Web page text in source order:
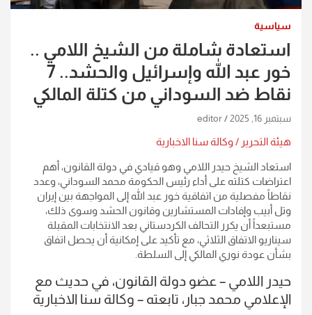
سياسية
استعادة شاملة من الشيخ اللامي ..
خور عبد الله وإسرائيل والحشد.. 7
نقاط ضد السوداني من كتلة المالكي
سبتمبر 16, 2025 editor
هيئة التحرير / وكالة سنا الاخبارية
استعاد الشيخ حيدر اللامي وهو قيادي في دولة القانون، أهم
اعتراضات كتلته على أداء رئيس الحكومة محمد السوداني، وعدد
نقاطاً مفصلية من اتفاقية خور عبد الله إلى المواجهة بين إيران
وتل أبيب وإفادات المستشارين وقانون الحشد وسوى ذلك،
مستبعداً أن يكرر التحالف الكردستاني بعد الانتخابات المقبلة
سيناريو الاتفاق الثلاثي، مع تأكيد على إمكانية أن يحصل اتفاق
بشأن عودة نوري المالكي إلى السلطة.
حيدر اللامي – عضو دولة القانون، في حديث مع
الإعلامي محمد جبار، تابعته – وكالة سنا الاخبارية